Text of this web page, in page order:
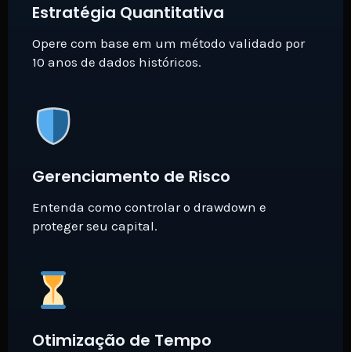
Estratégia Quantitativa
Opere com base em um método validado por
10 anos de dados históricos.
Gerenciamento de Risco
Entenda como controlar o drawdown e
proteger seu capital.
Otimização de Tempo